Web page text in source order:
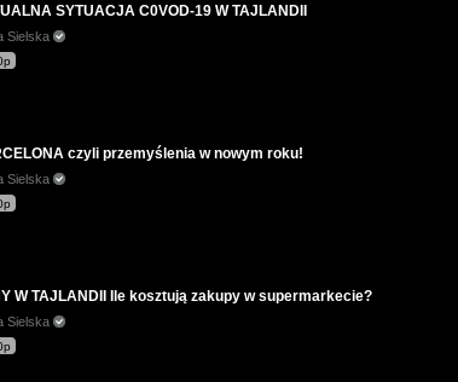
SYTUACJA C0VOD-19 W TAJLANDII
Sielska
czyli przemyślenia w nowym roku!
Sielska
W TAJLANDII Ile kosztują zakupy w supermarkecie?
Sielska